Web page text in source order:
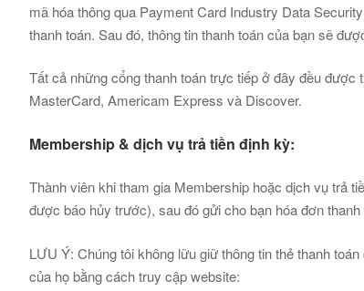
mã hóa thông qua Payment Card Industry Data
thanh toán. Sau đó, thông tin thanh toán của bạn sẽ
Tất cả những cổng thanh toán trực tiếp ở đây đều
MasterCard, Americam Express và Discover.
Membership & dịch vụ trả tiền định kỳ:
Thành viên khi tham gia Membership hoặc dịch vụ trả
được báo hủy trước), sau đó gửi cho bạn hóa đơn
LƯU Ý: Chúng tôi không lữu giữ thông tin thẻ thanh
của họ bằng cách truy cập website: